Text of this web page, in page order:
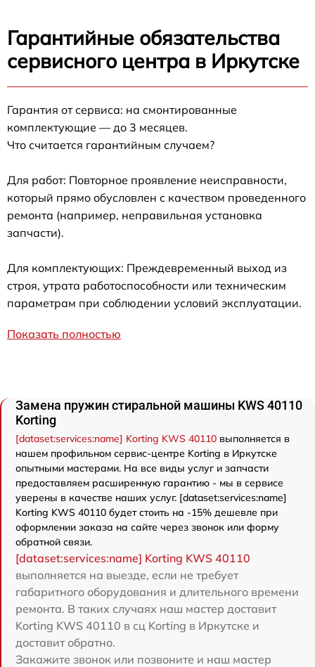
Гарантийные обязательства
сервисного центра в Иркутске
Гарантия от сервиса: на смонтированные
комплектующие — до 3 месяцев.
Что считается гарантийным случаем?
Для работ: Повторное проявление неисправности,
который прямо обусловлен с качеством проведенного
ремонта (например, неправильная установка
запчасти).
Для комплектующих: Преждевременный выход из
строя, утрата работоспособности или техническим
параметрам при соблюдении условий эксплуатации.
Показать полностью
Замена пружин стиральной машины KWS 40110
Korting
[dataset:services:name] Korting KWS 40110 выполняется в
нашем профильном сервис-центре Korting в Иркутске
опытными мастерами. На все виды услуг и запчасти
предоставляем расширенную гарантию - мы в сервисе
уверены в качестве наших услуг. [dataset:services:name]
Korting KWS 40110 будет стоить на -15% дешевле при
оформлении заказа на сайте через звонок или форму
обратной связи.
[dataset:services:name] Korting KWS 40110
выполняется на выезде, если не требует
габаритного оборудования и длительного времени
ремонта. В таких случаях наш мастер доставит
Korting KWS 40110 в сц Korting в Иркутске и
доставит обратно.
Закажите звонок или позвоните и наш мастер